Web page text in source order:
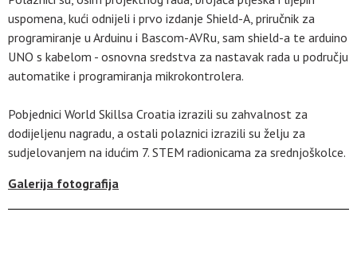
uspomena, kući odnijeli i prvo izdanje Shield-A, priručnik za
programiranje u Arduinu i Bascom-AVRu, sam shield-a te arduino
UNO s kabelom - osnovna sredstva za nastavak rada u području
automatike i programiranja mikrokontrolera.
Pobjednici World Skillsa Croatia izrazili su zahvalnost za
dodijeljenu nagradu, a ostali polaznici izrazili su želju za
sudjelovanjem na idućim 7. STEM radionicama za srednjoškolce.
Galerija fotografija